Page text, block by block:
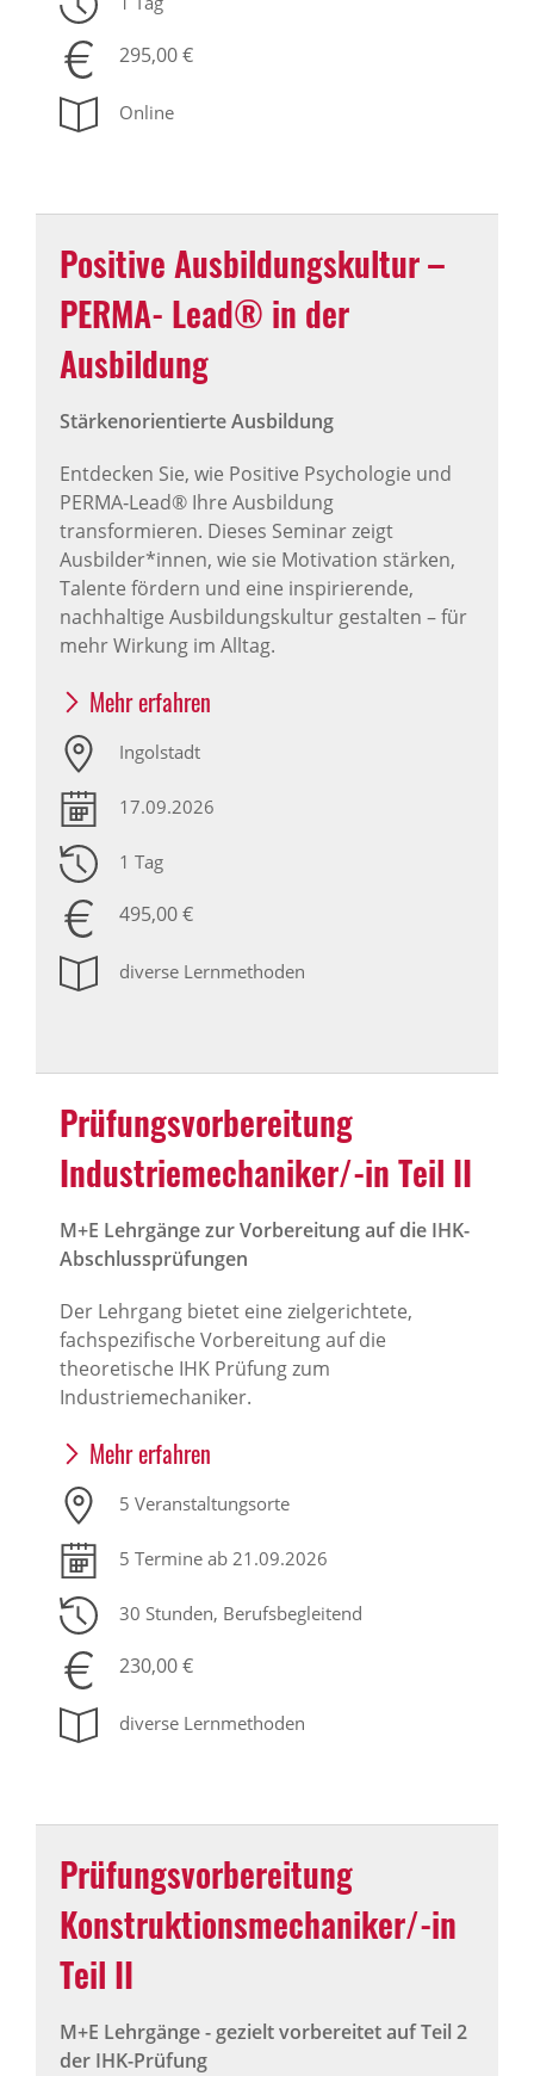
295,00 €
Online
Positive Ausbildungskultur –
PERMA‑Lead® in der
Ausbildung
Stärkenorientierte Ausbildung
Entdecken Sie, wie Positive Psychologie und
PERMA‑Lead® Ihre Ausbildung
transformieren. Dieses Seminar zeigt
Ausbilder*innen, wie sie Motivation stärken,
Talente fördern und eine inspirierende,
nachhaltige Ausbildungskultur gestalten – für
mehr Wirkung im Alltag.
Mehr erfahren
Ingolstadt
17.09.2026
1 Tag
495,00 €
diverse Lernmethoden
Prüfungsvorbereitung
Industriemechaniker/-in Teil II
M+E Lehrgänge zur Vorbereitung auf die IHK-
Abschlussprüfungen
Der Lehrgang bietet eine zielgerichtete,
fachspezifische Vorbereitung auf die
theoretische IHK Prüfung zum
Industriemechaniker.
Mehr erfahren
5 Veranstaltungsorte
5 Termine ab 21.09.2026
30 Stunden, Berufsbegleitend
230,00 €
diverse Lernmethoden
Prüfungsvorbereitung
Konstruktionsmechaniker/-in
Teil II
M+E Lehrgänge - gezielt vorbereitet auf Teil 2
der IHK-Prüfung